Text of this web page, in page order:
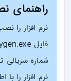
راهنمای
نرم افزار را
شماره سریالی